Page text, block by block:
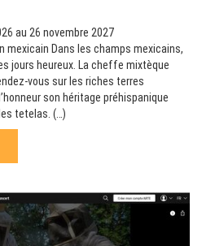
au 26 novembre 2027
mexicain Dans les champs mexicains,
jours heureux. La cheffe mixtèque
vous sur les riches terres
son héritage préhispanique
tetelas. (…)